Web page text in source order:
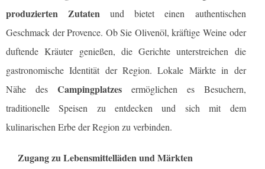
produzierten Zutaten und bietet einen authentischen
Geschmack der Provence. Ob Sie Olivenöl, kräftige Weine oder
duftende Kräuter genießen, die Gerichte unterstreichen die
gastronomische Identität der Region. Lokale Märkte in der
Nähe des Campingplatzesermöglichen es Besuchern,
traditionelle Speisen zu entdecken und sich mit dem
kulinarischen Erbe der Region zu verbinden.
Zugang zu Lebensmittelläden und Märkten